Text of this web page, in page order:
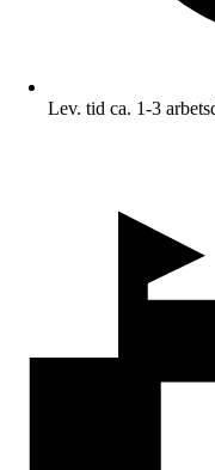
Lev. tid ca. 1-3